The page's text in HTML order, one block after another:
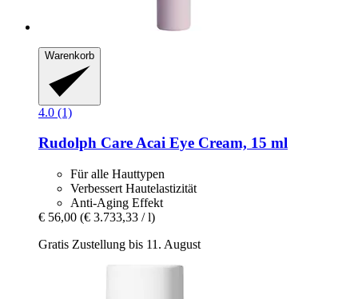
Warenkorb
4.0 (1)
Rudolph CareAcai Eye Cream, 15 ml
Für alle Hauttypen
Verbessert Hautelastizität
Anti-Aging Effekt
€ 56,00 (€ 3.733,33 / l)
Gratis Zustellung bis 11. August